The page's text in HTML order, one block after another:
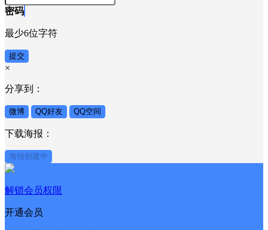
密码
最少6位字符
提交
×
分享到：
微博 QQ好友 QQ空间
下载海报：
海报创建中
解锁会员权限
开通会员